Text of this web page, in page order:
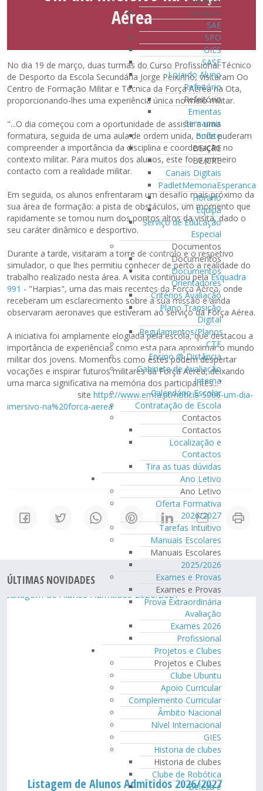
Serviços
SAE
SPO
GIES
SASE
Loja do Aluno
Refeitório
Refeitório
Ementas
Semanais
Bufete
BE/CRE
BE/CRE
Canais Digitais
PadletMemoriaEsperanca
Horário
Equipa
Serviço de Educação
Especial
Documentos
Documentos
Documentos
Orientadores
Critérios Avaliação
Plano Transição
Digital
Regulamentos/Planos
CTE
Ensino @ Distância
Gabinete de Avaliação
Interna
Calendário Escolar
Contratação de Escola
Contactos
Contactos
Localização e
Contactos
Tira as tuas dúvidas
Ano Letivo
Ano Letivo
Oferta Formativa
2026/2027
Tarefas Intuitivo
Manuais Escolares
Manuais Escolares
2025/2026
Exames e Provas
Exames e Provas
Prova Extraordinária
Avaliação
Exames 2026
Profissional
Projetos e Clubes
Projetos e Clubes
Clube Ubuntu
Apoio Curricular
Complemento Curricular
Âmbito Nacional
Nível Internacional
GIES
Historia de clubes
Historia de clubes
Clube de Robótica
Beleza e
Aérea
No dia 19 de março, duas turmas do Curso Profissional Técnico
de Desporto da Escola Secundária Jorge Peixinho, visitaram Oo
Centro de Formação Militar e Técnica da Força Aérea na Ota,
proporcionando-lhes uma experiência única no meio militar.
"...O dia começou com a oportunidade de assistir a uma
formatura, seguida de uma aula de ordem unida, onde puderam
compreender a importância da disciplina e coordenação no
contexto militar. Para muitos dos alunos, este foi o primeiro
contacto com a realidade militar.
Em seguida, os alunos enfrentaram um desafio mais próximo da
sua área de formação: a pista de obstáculos, um momento que
rapidamente se tornou num dos pontos altos da visita, dado o
seu caráter dinâmico e desportivo.
Durante a tarde, visitaram a torre de controlo e o respetivo
simulador, o que lhes permitiu conhecer de perto a realidade do
trabalho realizado nesta área. A visita continuou pelaEsquadra
991 - "Harpias", uma das mais recentes da Força Aérea, onde
receberam um esclarecimento sobre a sua missão e ainda
observaram aeronaves que estiveram ao serviço da Força Aérea.
A iniciativa foi amplamente elogiada pela escola, que destacou a
importância de experiências como esta para aproximar o mundo
militar dos jovens. Momentos como estes podem despertar
vocações e inspirar futuros militares da Força Aérea, deixando
uma marca significativa na memória dos participantes..."
site https://www.emfa.pt/noticia-5006-um-dia-
imersivo-na%20forca-aerea
ÚLTIMAS NOVIDADES
Listagem de Alunos Admitidos 2026/2027